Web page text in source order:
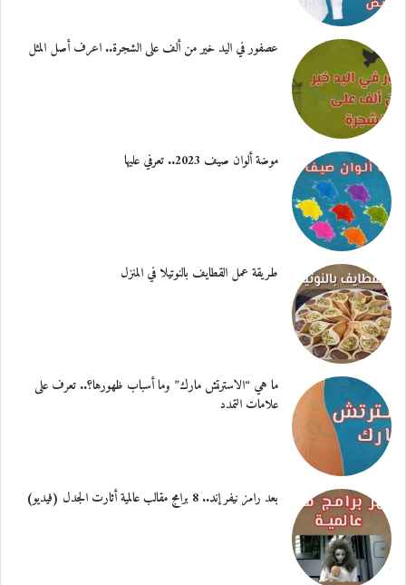
عصفور في اليد خير من ألف على الشجرة.. اعرف أصل المثل
موضة ألوان صيف 2023.. تعرفي عليها
طريقة عمل القطايف بالنوتيلا في المنزل
ما هي “الاسترتش مارك” وما أسباب ظهورها؟.. تعرف على
علامات التمدد
بعد رامز نيفر إند.. 8 برامج مقالب عالمية أثارت الجدل (فيديو)